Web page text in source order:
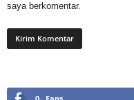
saya berkomentar.